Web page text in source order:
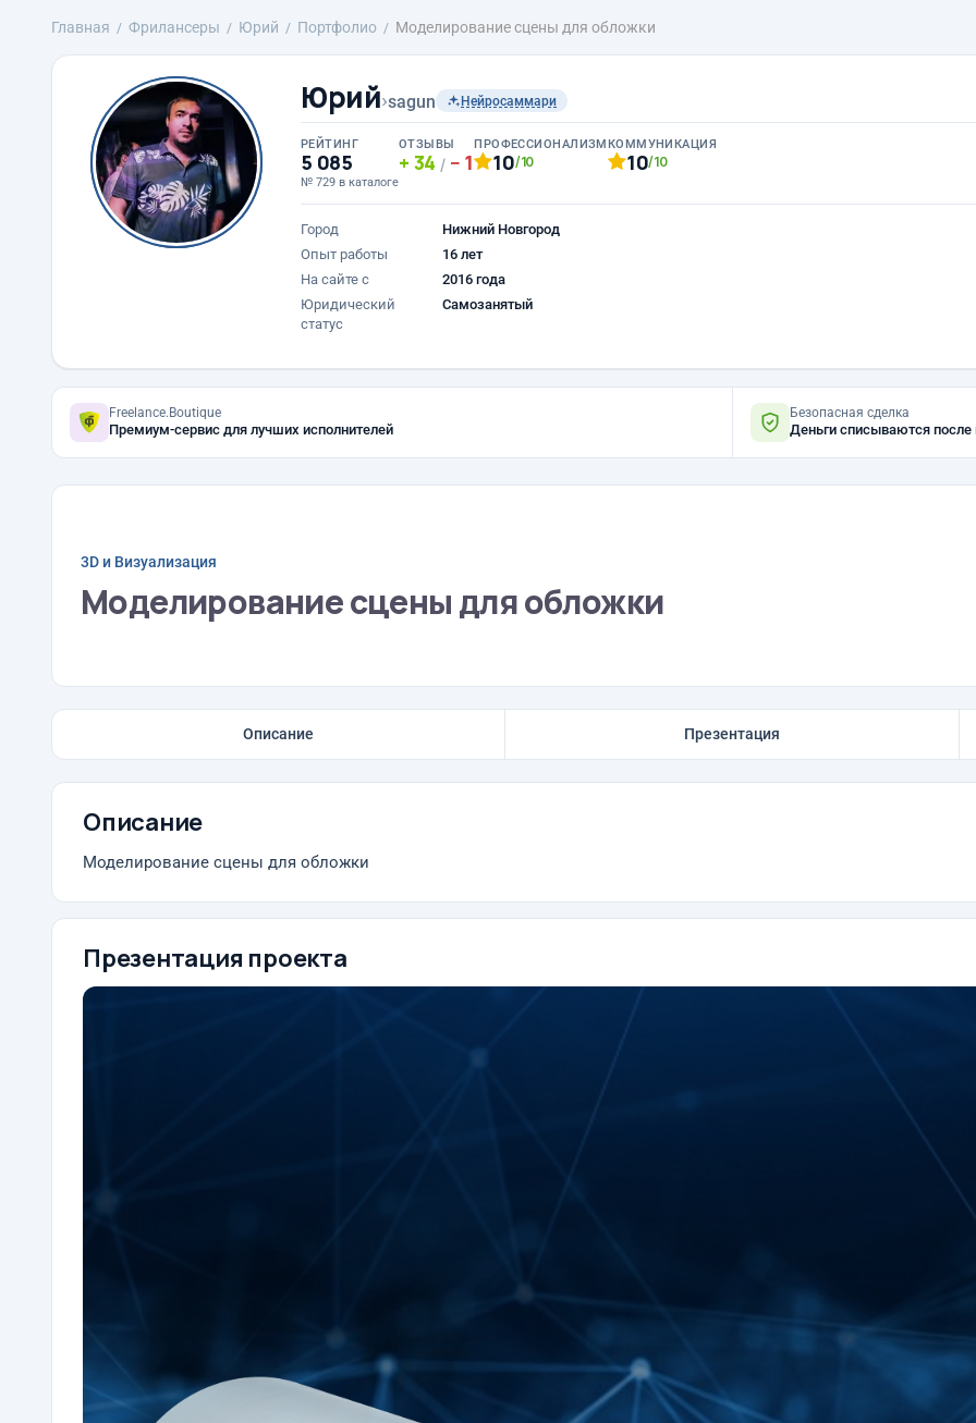
Главная Фрилансеры Юрий Портфолио Моделирование сцены для обложки
Юрий›sagun Нейросаммари
РЕЙТИНГ
5 085
№ 729 в каталоге
ОТЗЫВЫ
34 / 1
ПРОФЕССИОНАЛИЗМ
10/10
КОММУНИКАЦИЯ
10/10
Город
Нижний Новгород
Опыт работы
16 лет
На сайте с
2016 года
Юридический
статус
Самозанятый
Freelance.Boutique
Премиум-сервис для лучших исполнителей
Безопасная сделка
Деньги списываются после
3D и Визуализация
Моделирование сцены для обложки
Описание Презентация
Описание
Моделирование сцены для обложки
Презентация проекта